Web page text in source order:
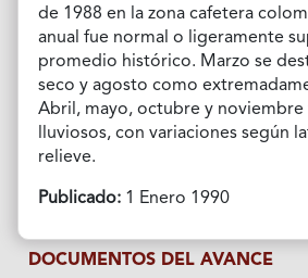
de 1988 en la zona cafetera
anual fue normal o ligeramente
promedio histórico. Marzo se
seco y agosto como
Abril, mayo, octubre y noviembre
lluviosos, con variaciones según
relieve.
Publicado:1 Enero 1990
DOCUMENTOS DEL AVANCE